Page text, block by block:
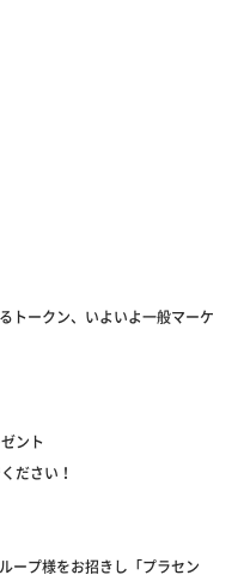
トークン、いよいよ一般マーケ
ント
ださい！
ープ様をお招きし「プラセン